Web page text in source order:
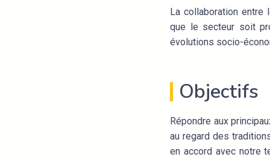
La collaboration entre
que le secteur soit
évolutions socio-
Objectifs
Répondre aux
au regard des
en accord avec notre